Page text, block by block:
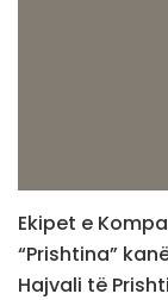
Ekipet e
“Prishtina”
Hajvali të